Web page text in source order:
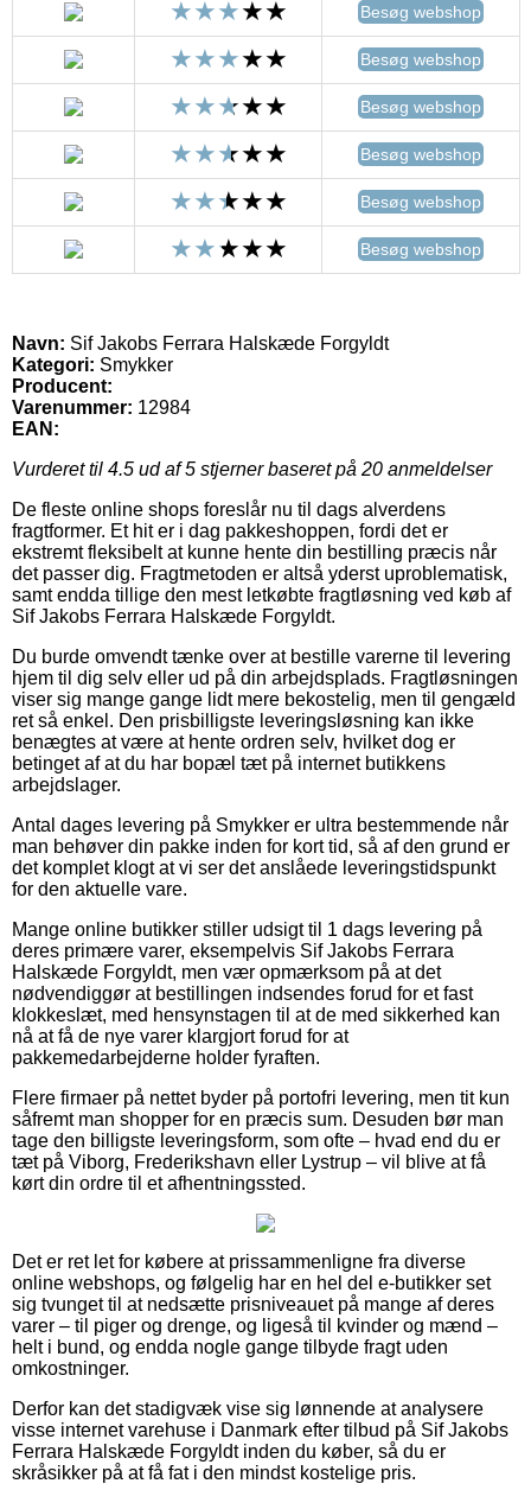
Besøg webshop
Besøg webshop
Besøg webshop
Besøg webshop
Besøg webshop
Besøg webshop
Navn: Sif Jakobs Ferrara Halskæde Forgyldt
Kategori: Smykker
Producent:
Varenummer: 12984
EAN:
Vurderet til 4.5 ud af 5 stjerner baseret på 20 anmeldelser
De fleste online shops foreslår nu til dags alverdens
fragtformer. Et hit er i dag pakkeshoppen, fordi det er
ekstremt fleksibelt at kunne hente din bestilling præcis når
det passer dig. Fragtmetoden er altså yderst uproblematisk,
samt endda tillige den mest letkøbte fragtløsning ved køb af
Sif Jakobs Ferrara Halskæde Forgyldt.
Du burde omvendt tænke over at bestille varerne til levering
hjem til dig selv eller ud på din arbejdsplads. Fragtløsningen
viser sig mange gange lidt mere bekostelig, men til gengæld
ret så enkel. Den prisbilligste leveringsløsning kan ikke
benægtes at være at hente ordren selv, hvilket dog er
betinget af at du har bopæl tæt på internet butikkens
arbejdslager.
Antal dages levering på Smykker er ultra bestemmende når
man behøver din pakke inden for kort tid, så af den grund er
det komplet klogt at vi ser det anslåede leveringstidspunkt
for den aktuelle vare.
Mange online butikker stiller udsigt til 1 dags levering på
deres primære varer, eksempelvis Sif Jakobs Ferrara
Halskæde Forgyldt, men vær opmærksom på at det
nødvendiggør at bestillingen indsendes forud for et fast
klokkeslæt, med hensynstagen til at de med sikkerhed kan
nå at få de nye varer klargjort forud for at
pakkemedarbejderne holder fyraften.
Flere firmaer på nettet byder på portofri levering, men tit kun
såfremt man shopper for en præcis sum. Desuden bør man
tage den billigste leveringsform, som ofte – hvad end du er
tæt på Viborg, Frederikshavn eller Lystrup – vil blive at få
kørt din ordre til et afhentningssted.
Det er ret let for købere at prissammenligne fra diverse
online webshops, og følgelig har en hel del e-butikker set
sig tvunget til at nedsætte prisniveauet på mange af deres
varer – til piger og drenge, og ligeså til kvinder og mænd –
helt i bund, og endda nogle gange tilbyde fragt uden
omkostninger.
Derfor kan det stadigvæk vise sig lønnende at analysere
visse internet varehuse i Danmark efter tilbud på Sif Jakobs
Ferrara Halskæde Forgyldt inden du køber, så du er
skråsikker på at få fat i den mindst kostelige pris.